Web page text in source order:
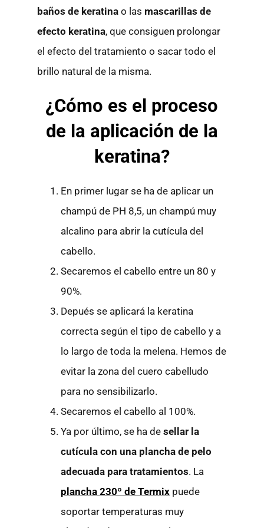
baños de keratina o las mascarillas de
efecto keratina, que consiguen prolongar
el efecto del tratamiento o sacar todo el
brillo natural de la misma.
¿Cómo es el proceso
de la aplicación de la
keratina?
En primer lugar se ha de aplicar un
champú de PH 8,5, un champú muy
alcalino para abrir la cutícula del
cabello.
Secaremos el cabello entre un 80 y
90%.
Depués se aplicará la keratina
correcta según el tipo de cabello y a
lo largo de toda la melena. Hemos de
evitar la zona del cuero cabelludo
para no sensibilizarlo.
Secaremos el cabello al 100%.
Ya por último, se ha desellar la
cutícula con una plancha de pelo
adecuada para tratamientos. La
plancha 230º de Termix puede
soportar temperaturas muy